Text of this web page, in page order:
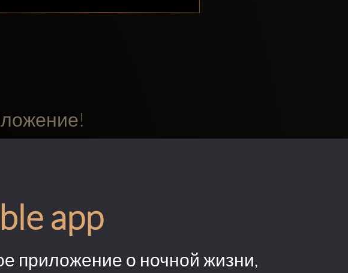
app
приложение о ночной жизни,